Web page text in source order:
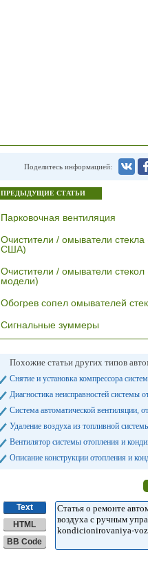
Поделитесь информацией:
ПРЕДЫДУЩИЕ СТАТЬИ
Парковочная вентиляция
Очистители / омыватели
США)
Очистители / омыватели стекол
модели)
Обогрев сопел омывателей
Сигнальные зуммеры
Похожие статьи других типов
Снятие и установка компрессора
Диагностика неисправностей системы
Система автоматической вентиляции,
Удаление воздуха из топливной
Вентилятор системы отопления и
Описание конструкции отопления и
Text
HTML
BB Code